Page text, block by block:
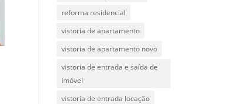
reforma residencial
vistoria de apartamento
vistoria de apartamento novo
vistoria de entrada e saída de
imóvel
vistoria de entrada locação